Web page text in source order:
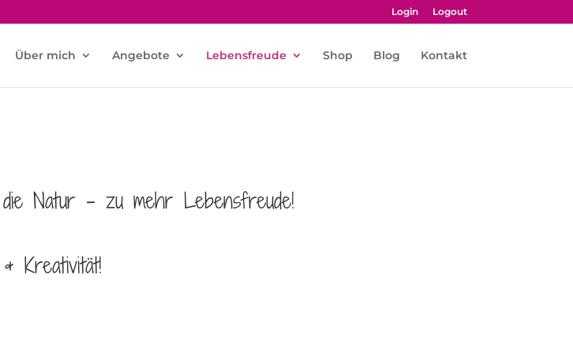
Login Logout
Über mich Angebote Lebensfreude Shop Blog Kontakt
Natur – zu mehr Lebensfreude!
Kreativität!